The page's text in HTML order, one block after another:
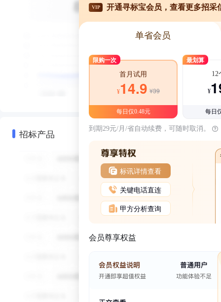
招标产品
VIP 开通寻标宝会员，查看更多招采
单省会员
限购一次
首月试用
¥14.9 ¥39
每日仅0.48元
最划算
12
¥
每日
到期29元/月/省自动续费，可随时取消。
标讯详情查看
关键电话直连
甲方分析查询
会员尊享权益